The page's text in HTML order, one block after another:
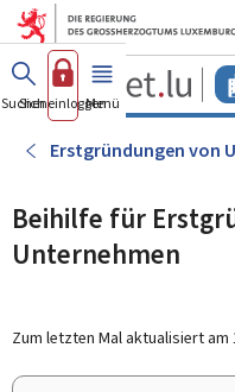
Zum
Suchen
Sich einloggen
Menü Haupt-
Erstgründungen von
Beihilfe für
Unternehmen
Zum letzten Mal aktualisiert am